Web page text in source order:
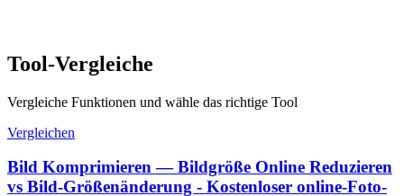
Tool-Vergleiche
Vergleiche Funktionen und wähle das richtige Tool
Vergleichen
Bild Komprimieren — Bildgröße Online Reduzieren
vs Bild-Größenänderung - Kostenloser online-Foto-